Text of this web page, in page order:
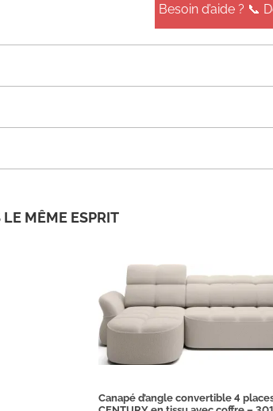
Besoin d’aide ? 📞
LE MÊME ESPRIT
Canapé d’angle convertible 4